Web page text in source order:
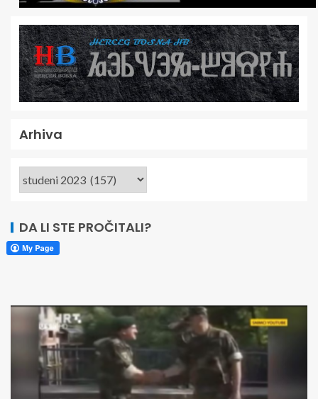
Arhiva
DA LI STE PROČITALI?